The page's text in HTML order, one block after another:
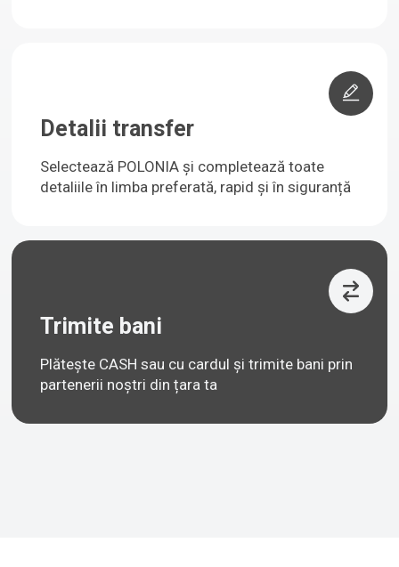
Detalii transfer
Selectează POLONIA și completează toate
detaliile în limba preferată, rapid și în siguranță
Trimite bani
Plătește CASH sau cu cardul și trimite bani prin
partenerii noștri din țara ta